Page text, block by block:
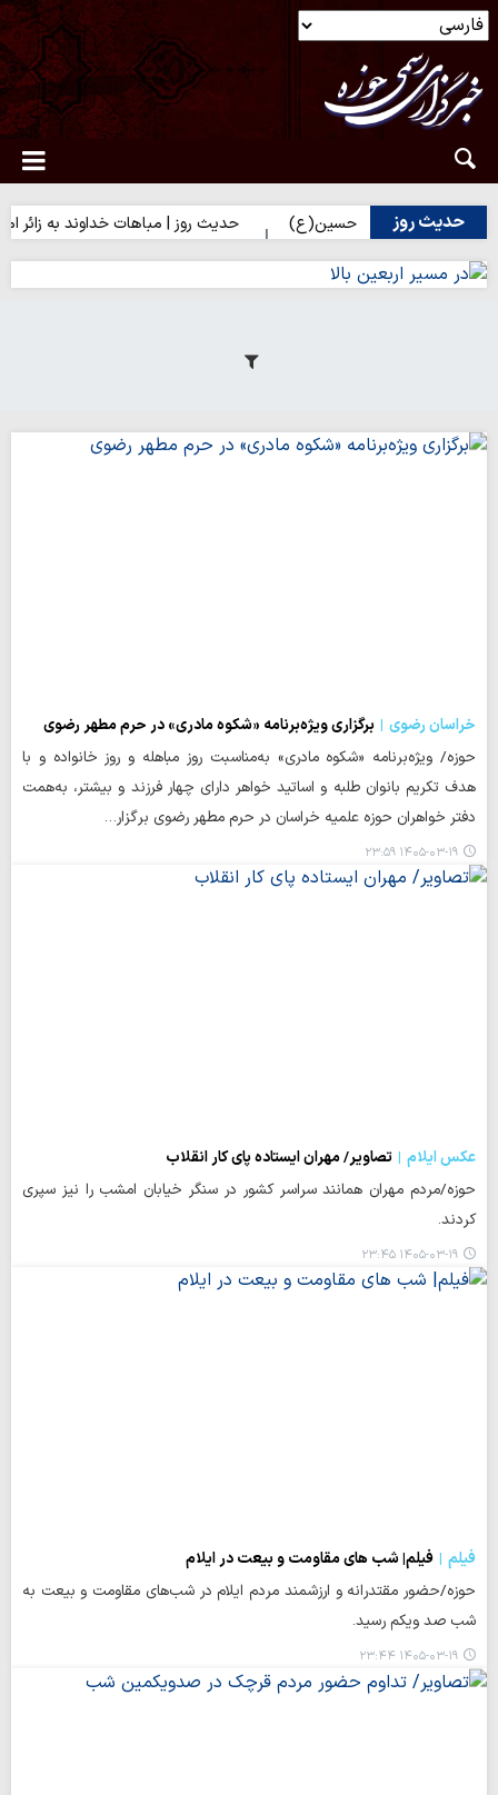
حدیث روز
امام حسین(ع) حدیث روز | مباهات خداوند به زائر امام
خراسان رضوی
برگزاری ویژه‌برنامه «شکوه مادری» در حرم مطهر رضوی
حوزه/ ویژه‌برنامه «شکوه مادری» به‌مناسبت روز مباهله و روز خانواده و با
هدف تکریم بانوان طلبه و اساتید خواهر دارای چهار فرزند و بیشتر، به‌همت
دفتر خواهران حوزه علمیه خراسان در حرم مطهر رضوی برگزار…
۱۴۰۵-۰۳-۱۹ ۲۳:۵۹
عکس ایلام
تصاویر/ مهران ایستاده پای کار انقلاب
حوزه/مردم مهران همانند سراسر کشور در سنگر خیابان امشب را نیز سپری
کردند.
۱۴۰۵-۰۳-۱۹ ۲۳:۴۵
فیلم
فیلم| شب های مقاومت و بیعت در ایلام
حوزه/حضور مقتدرانه و ارزشمند مردم ایلام در شب‌های مقاومت و بیعت به
شب صد ویکم رسید.
۱۴۰۵-۰۳-۱۹ ۲۳:۴۴